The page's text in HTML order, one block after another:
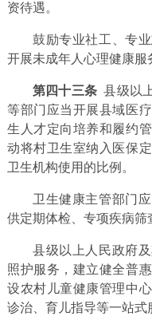
资待遇。
鼓励专业社工、专
开展未成年人心理健康服
第四十三条县级以
等部门应当开展县域医
生人才定向培养和履约
动将村卫生室纳入医保
卫生机构使用的比例。
卫生健康主管部门
供定期体检、专项疾病筛
县级以上人民政府
照护服务，建立健全普
设农村儿童健康管理中
诊治、育儿指导等一站式